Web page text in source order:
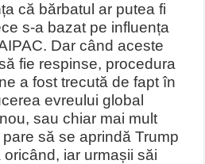
că bărbatul ar putea fi
s-a bazat pe influența
Dar când aceste
fie respinse, procedura
a fost trecută de fapt în
evreului global
sau chiar mai mult
să se aprindă Trump
iar urmașii săi